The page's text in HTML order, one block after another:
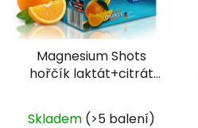
Magnesium Shots
hořčík laktát+citrát
Skladem (>5 balení)